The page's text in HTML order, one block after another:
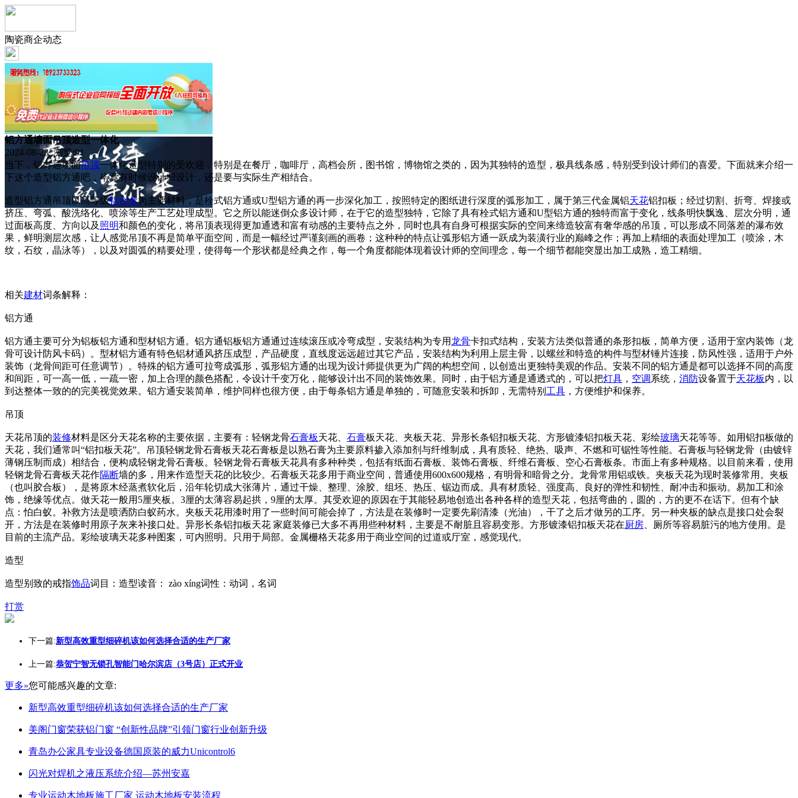
陶瓷商企动态
铝方通墙面吊顶造型一体化
2024-08-23 浏览:91
当下，铝方通墙面吊顶一体化造型特别的受欢迎，特别是在餐厅，咖啡厅，高档会所，图书馆，博物馆之类的，因为其独特的造型，极具线条感，特别受到设计师们的喜爱。下面就来介绍一
下这个造型铝方通吧，毕竟有时候设计归设计，还是要与实际生产相结合。
造型铝方通吊顶以高等级铝合金为主要材料，是栓式铝方通或U型铝方通的再一步深化加工，按照特定的图纸进行深度的弧形加工，属于第三代金属铝天花铝扣板；经过切割、折弯、焊接或
挤压、弯弧、酸洗络化、喷涂等生产工艺处理成型。它之所以能迷倒众多设计师，在于它的造型独特，它除了具有栓式铝方通和U型铝方通的独特而富于变化，线条明快飘逸、层次分明，通
过面板高度、方向以及 照明和颜色的变化，将吊顶表现得更加通透和富有动感的主要特点之外，同时也具有自身可根据实际的空间来缔造较富有奢华感的吊顶，可以形成不同落差的瀑布效
果，鲜明测层次感，让人感觉吊顶不再是简单平面空间，而是一幅经过严谨刻画的画卷；这种种的特点让弧形铝方通一跃成为装潢行业的巅峰之作；再加上精细的表面处理加工（喷涂，木
纹，石纹，晶泳等），以及对圆弧的精要处理，使得每一个形状都是经典之作，每一个角度都能体现着设计师的空间理念，每一个细节都能突显出加工成熟，造工精细。
相关建材词条解释：
铝方通
铝方通主要可分为铝板铝方通和型材铝方通。铝方通铝板铝方通通过连续滚压或冷弯成型，安装结构为专用龙骨卡扣式结构，安装方法类似普通的条形扣板，简单方便，适用于室内装饰（龙
骨可设计防风卡码）。型材铝方通有特色铝材通风挤压成型，产品硬度，直线度远远超过其它产品，安装结构为利用上层主骨，以螺丝和特造的构件与型材锤片连接，防风性强，适用于户外
装饰（龙骨间距可任意调节）。特殊的铝方通可拉弯成弧形，弧形铝方通的出现为设计师提供更为广阔的构想空间，以创造出更独特美观的作品。安装不同的铝方通是都可以选择不同的高度
和间距，可一高一低，一疏一密，加上合理的颜色搭配，令设计千变万化，能够设计出不同的装饰效果。同时，由于铝方通是通透式的，可以把灯具 ， 空调系统， 消防设备置于天花板内，以
到达整体一致的的完美视觉效果。铝方通安装简单，维护同样也很方便，由于每条铝方通是单独的，可随意安装和拆卸，无需特别 工具 ，方便维护和保养。
吊顶
天花吊顶的装修材料是区分天花名称的主要依据，主要有：轻钢龙骨石膏板天花、 石膏板天花、夹板天花、异形长条铝扣板天花、方形镀漆铝扣板天花、彩绘玻璃天花等等。如用铝扣板做的
天花，我们通常叫“铝扣板天花”。吊顶轻钢龙骨石膏板天花石膏板是以熟石膏为主要原料掺入添加剂与纤维制成，具有质轻、绝热、吸声、不燃和可锯性等性能。石膏板与轻钢龙骨（由镀锌
薄钢压制而成）相结合，便构成轻钢龙骨石膏板。轻钢龙骨石膏板天花具有多种种类，包括有纸面石膏板、装饰石膏板、纤维石膏板、空心石膏板条。市面上有多种规格。以目前来看，使用
轻钢龙骨石膏板天花作隔断墙的多，用来作造型天花的比较少。石膏板天花多用于商业空间，普通使用600x600规格，有明骨和暗骨之分。龙骨常用铝或铁。夹板天花为现时装修常用。夹板
（也叫胶合板），是将原木经蒸煮软化后，沿年轮切成大张薄片，通过干燥、整理、涂胶、组坯、热压、锯边而成。具有材质轻、强度高、良好的弹性和韧性、耐冲击和振动。易加工和涂
饰，绝缘等优点。做天花一般用5厘夹板。3厘的太薄容易起拱，9厘的太厚。其受欢迎的原因在于其能轻易地创造出各种各样的造型天花，包括弯曲的，圆的，方的更不在话下。但有个缺
点：怕白蚁。补救方法是喷洒防白蚁药水。夹板天花用漆时用了一些时间可能会掉了，方法是在装修时一定要先刷清漆（光油），干了之后才做另的工序。另一种夹板的缺点是接口处会裂
开，方法是在装修时用原子灰来补接口处。异形长条铝扣板天花 家庭装修已大多不再用些种材料，主要是不耐脏且容易变形。方形镀漆铝扣板天花在厨房 、厕所等容易脏污的地方使用。是
目前的主流产品。彩绘玻璃天花多种图案，可内照明。只用于局部。金属栅格天花多用于商业空间的过道或厅室，感觉现代。
造型
造型别致的戒指饰品词目：造型读音： zào xíng词性：动词，名词
打赏
下一篇:新型高效重型细碎机该如何选择合适的生产厂家
上一篇:恭贺宁智无锁孔智能门哈尔滨店（3号店）正式开业
更多»您可能感兴趣的文章:
新型高效重型细碎机该如何选择合适的生产厂家
美阁门窗荣获铝门窗 “创新性品牌”引领门窗行业创新升级
青岛办公家具专业设备德国原装的威力Unicontrol6
闪光对焊机之液压系统介绍—苏州安嘉
专业运动木地板施工厂家 运动木地板安装流程